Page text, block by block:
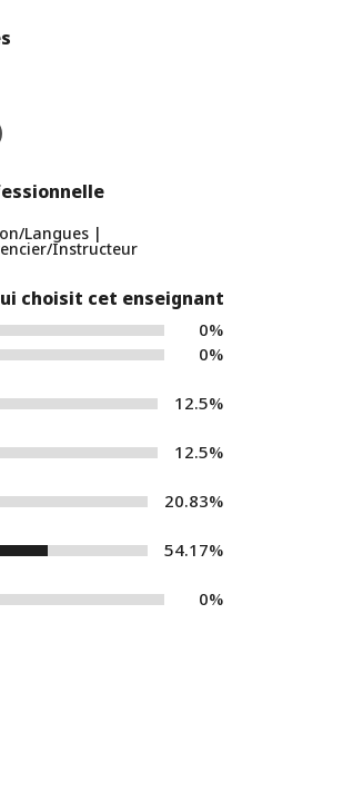
Langues |
Instructeur
choisit cet enseignant
0%
0%
12.5%
12.5%
20.83%
54.17%
0%